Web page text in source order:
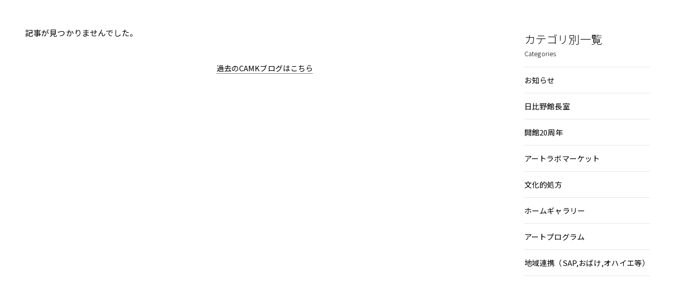
記事が見つかりませんでした。
過去のCAMKブログはこちら
カテゴリ別一覧
Categories
お知らせ
日比野館長室
開館20周年
アートラボマーケット
文化的処方
ホームギャラリー
アートプログラム
地域連携（SAP,おばけ,オハイエ等）